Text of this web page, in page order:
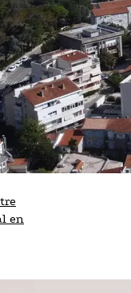
en